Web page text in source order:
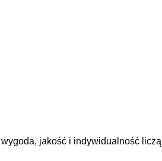
jakość i indywidualność